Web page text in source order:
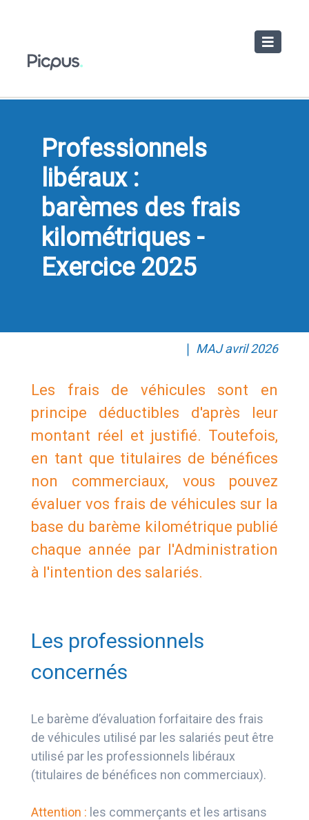
Toggle
Professionnels
libéraux :
barèmes des frais
kilométriques -
Exercice 2025
❘ MAJ avril 2026
Les frais de véhicules sont en
principe déductibles d'après leur
montant réel et justifié. Toutefois,
en tant que titulaires de bénéfices
non commerciaux, vous pouvez
évaluer vos frais de véhicules sur la
base du barème kilométrique publié
chaque année par l'Administration
à l'intention des salariés.
Les professionnels
concernés
Le barème d’évaluation forfaitaire des frais
de véhicules utilisé par les salariés peut être
utilisé par les professionnels libéraux
(titulaires de bénéfices non commerciaux).
Attention : les commerçants et les artisans